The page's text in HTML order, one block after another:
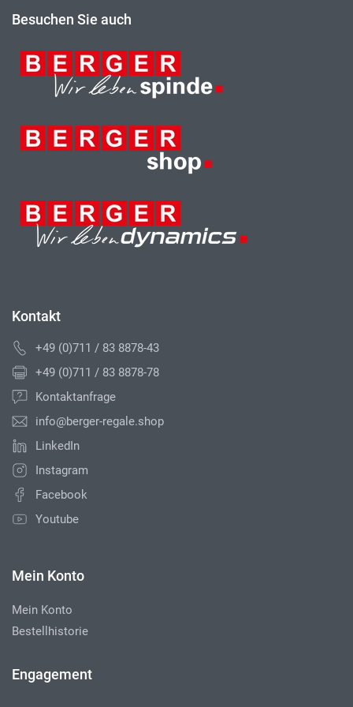
Besuchen Sie auch
Kontakt
+49 (0)711 / 83 8878-43
+49 (0)711 / 83 8878-78
Kontaktanfrage
info@berger-regale.shop
LinkedIn
Instagram
Facebook
Youtube
Mein Konto
Mein Konto
Bestellhistorie
Engagement